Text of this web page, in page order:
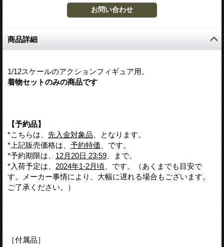
商品詳細
1/12スケールのアクションフィギュア用。
着物セットのみの商品です
【予約品】
*こちらは、 先入金対象品 、となります。
*上記販売価格は、 予約特価 、です。
*予約期限は、 12月20日 23:59 、まで。
*入荷予定は、 2024年1-2月頃 、です。（あくまでも目安で
す。メーカー事情により、大幅に遅れる場合もございます。
ご了承ください。）
［付属品］